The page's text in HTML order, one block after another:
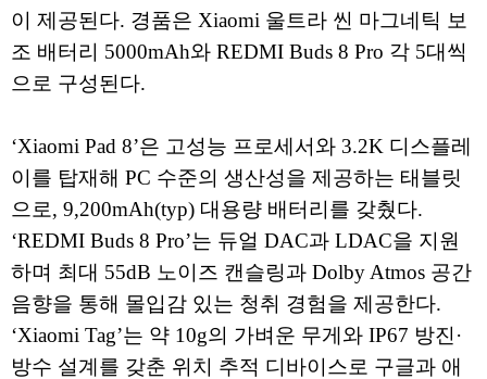
이 제공된다. 경품은 Xiaomi 울트라 씬 마그네틱 보
조 배터리 5000mAh와 REDMI Buds 8 Pro 각 5대씩
으로 구성된다.
‘Xiaomi Pad 8’은 고성능 프로세서와 3.2K 디스플레
이를 탑재해 PC 수준의 생산성을 제공하는 태블릿
으로, 9,200mAh(typ) 대용량 배터리를 갖췄다.
‘REDMI Buds 8 Pro’는 듀얼 DAC과 LDAC을 지원
하며 최대 55dB 노이즈 캔슬링과 Dolby Atmos 공간
음향을 통해 몰입감 있는 청취 경험을 제공한다.
‘Xiaomi Tag’는 약 10g의 가벼운 무게와 IP67 방진·
방수 설계를 갖춘 위치 추적 디바이스로 구글과 애